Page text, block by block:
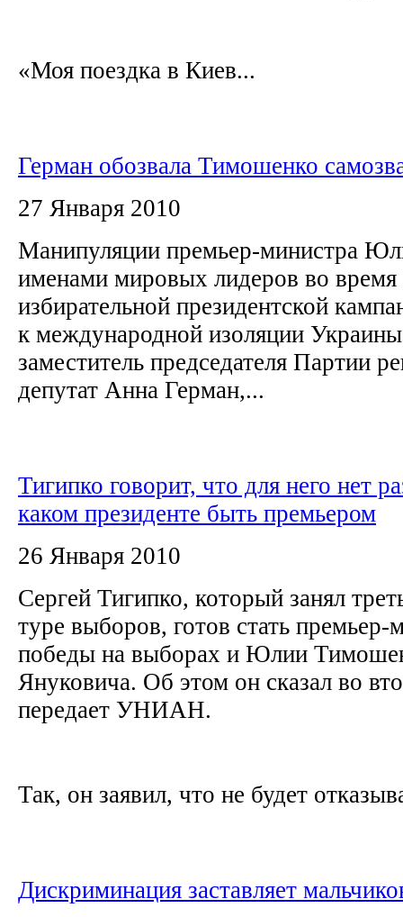
«Моя поездка в Киев...
Герман обозвала Тимошенко
27 Января 2010
Манипуляции премьер-министра
именами мировых лидеров во время
избирательной президентской
к международной изоляции
заместитель председателя Партии
депутат Анна Герман,...
Тигипко говорит, что для него нет
каком президенте быть премьером
26 Января 2010
Сергей Тигипко, который занял
туре выборов, готов стать премьер-
победы на выборах и Юлии
Януковича. Об этом он сказал во
передает УНИАН.
Так, он заявил, что не будет
Дискриминация заставляет